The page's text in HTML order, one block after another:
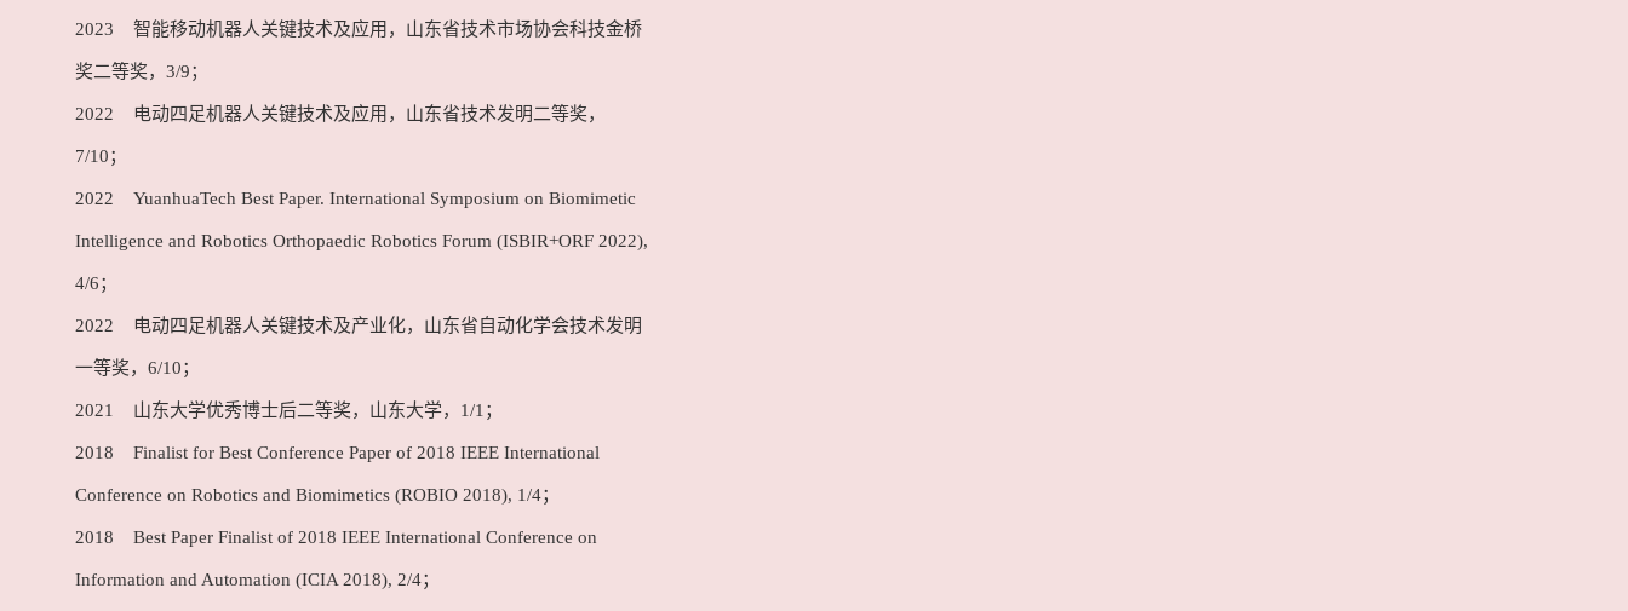
2023 智能移动机器人关键技术及应用，山东省技术市场协会科技金桥
奖二等奖，3/9；
2022 电动四足机器人关键技术及应用，山东省技术发明二等奖，
7/10；
2022 YuanhuaTech Best Paper. International Symposium on Biomimetic
Intelligence and Robotics Orthopaedic Robotics Forum (ISBIR+ORF 2022),
4/6；
2022 电动四足机器人关键技术及产业化，山东省自动化学会技术发明
一等奖，6/10；
2021 山东大学优秀博士后二等奖，山东大学，1/1；
2018 Finalist for Best Conference Paper of 2018 IEEE International
Conference on Robotics and Biomimetics (ROBIO 2018), 1/4；
2018 Best Paper Finalist of 2018 IEEE International Conference on
Information and Automation (ICIA 2018), 2/4；